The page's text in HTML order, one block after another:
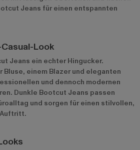
Jeans für einen entspannten
Look
Jeans ein echter Hingucker.
Bluse, einem Blazer und eleganten
und dennoch modernen
Dunkle Bootcut Jeans passen
und sorgen für einen stilvollen,